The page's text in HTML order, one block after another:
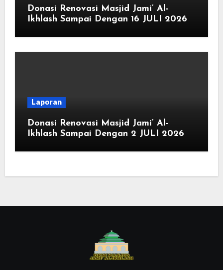
Donasi Renovasi Masjid Jami’ Al-
Ikhlash Sampai Dengan 16 JULI 2026
Laporan
Donasi Renovasi Masjid Jami’ Al-
Ikhlash Sampai Dengan 2 JULI 2026